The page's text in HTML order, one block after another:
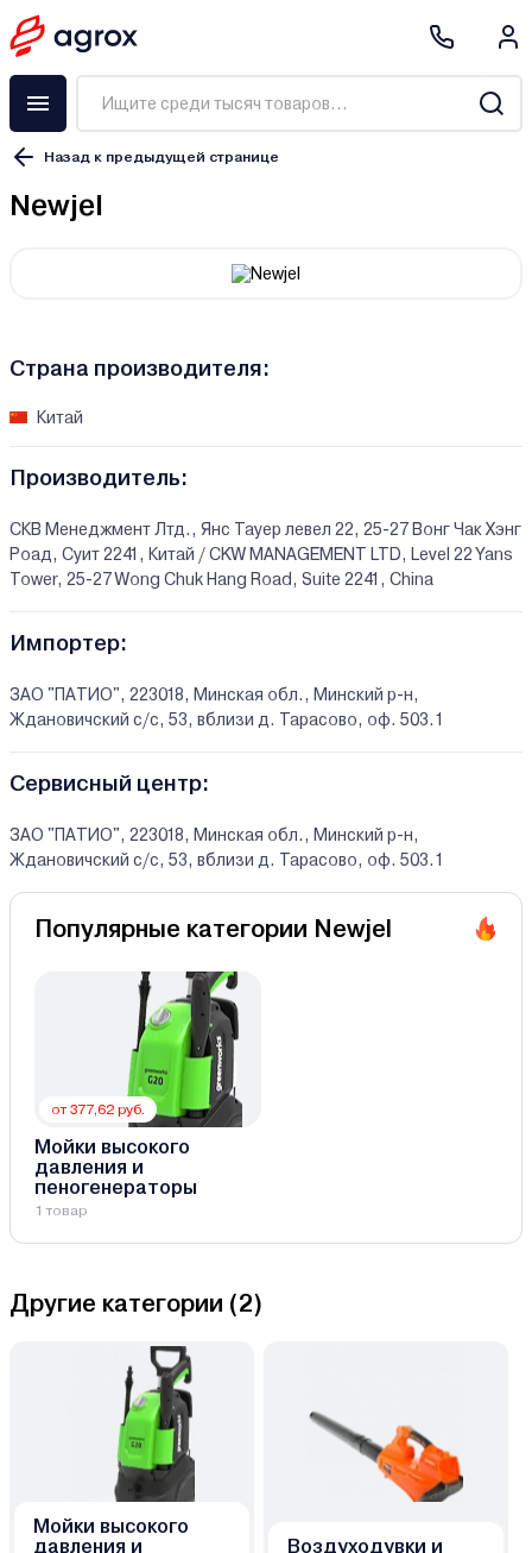
Назад к предыдущей странице
Newjel
Страна производителя:
Китай
Производитель:
СКВ Менеджмент Лтд., Янс Тауер левел 22, 25-27 Вонг Чак Хэнг
Роад, Суит 2241, Китай / CKW MANAGEMENT LTD, Level 22 Yans
Tower, 25-27 Wong Chuk Hang Road, Suite 2241, China
Импортер:
ЗАО "ПАТИО", 223018, Минская обл., Минский р-н,
Ждановичский с/с, 53, вблизи д. Тарасово, оф. 503.1
Сервисный центр:
ЗАО "ПАТИО", 223018, Минская обл., Минский р-н,
Ждановичский с/с, 53, вблизи д. Тарасово, оф. 503.1
Популярные категории Newjel
от 377,62 руб.
Мойки высокого
давления и
пеногенераторы
1 товар
Другие категории (2)
Мойки высокого
давления и
Воздуходувки и